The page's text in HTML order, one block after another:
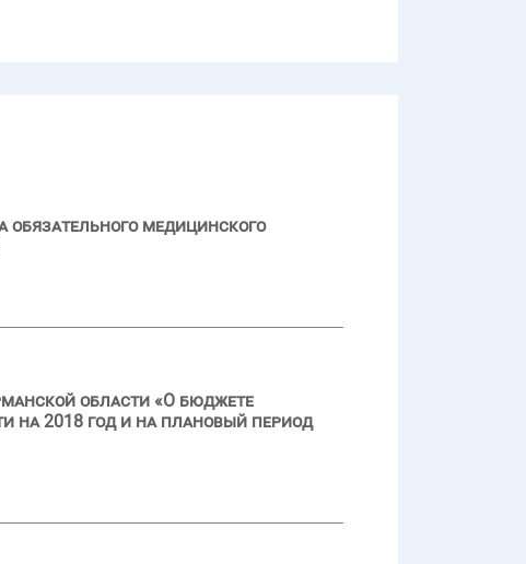
медицинского
области «О бюджете
на 2018 год и на плановый период